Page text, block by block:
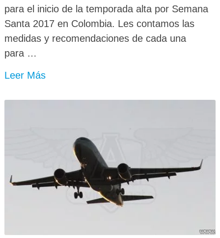
para el inicio de la temporada alta por Semana
Santa 2017 en Colombia. Les contamos las
medidas y recomendaciones de cada una
para …
Leer Más